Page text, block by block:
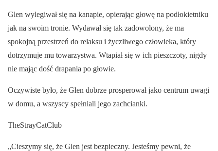
Glen wylegiwał się na kanapie, opierając głowę na podłokietniku
jak na swoim tronie. Wydawał się tak zadowolony, że ma
spokojną przestrzeń do relaksu i życzliwego człowieka, który
dotrzymuje mu towarzystwa. Wtapiał się w ich pieszczoty, nigdy
nie mając dość drapania po głowie.
Oczywiste było, że Glen dobrze prosperował jako centrum uwagi
w domu, a wszyscy spełniali jego zachcianki.
TheStrayCatClub
„Cieszymy się, że Glen jest bezpieczny. Jesteśmy pewni, że